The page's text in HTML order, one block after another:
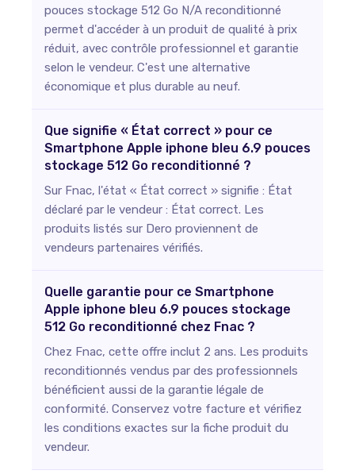
pouces stockage 512 Go N/A reconditionné
permet d'accéder à un produit de qualité à prix
réduit, avec contrôle professionnel et garantie
selon le vendeur. C'est une alternative
économique et plus durable au neuf.
Que signifie « État correct » pour ce
Smartphone Apple iphone bleu 6.9 pouces
stockage 512 Go reconditionné ?
Sur Fnac, l'état « État correct » signifie : État
déclaré par le vendeur : État correct. Les
produits listés sur Dero proviennent de
vendeurs partenaires vérifiés.
Quelle garantie pour ce Smartphone
Apple iphone bleu 6.9 pouces stockage
512 Go reconditionné chez Fnac ?
Chez Fnac, cette offre inclut 2 ans. Les produits
reconditionnés vendus par des professionnels
bénéficient aussi de la garantie légale de
conformité. Conservez votre facture et vérifiez
les conditions exactes sur la fiche produit du
vendeur.